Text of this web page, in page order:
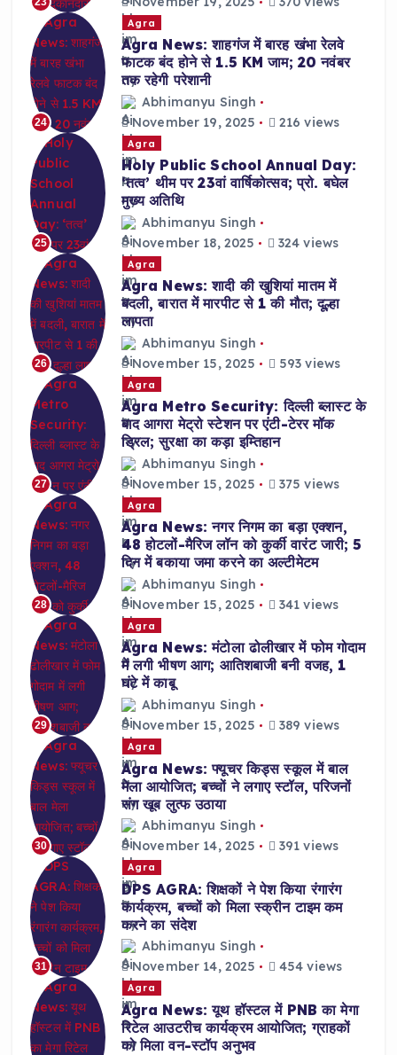
24
Agra
Agra News: शाहगंज में बारह खंभा रेलवे
फाटक बंद होने से 1.5 KM जाम; 20 नवंबर
तक रहेगी परेशानी
Abhimanyu Singh
November 19, 2025
216 views
25
Agra
Holy Public School Annual Day:
‘तत्व’ थीम पर 23वां वार्षिकोत्सव; प्रो. बघेल
मुख्य अतिथि
Abhimanyu Singh
November 18, 2025
324 views
26
Agra
Agra News: शादी की खुशियां मातम में
बदली, बारात में मारपीट से 1 की मौत; दूल्हा
लापता
Abhimanyu Singh
November 15, 2025
593 views
27
Agra
Agra Metro Security: दिल्ली ब्लास्ट के
बाद आगरा मेट्रो स्टेशन पर एंटी-टेरर मॉक
ड्रिल; सुरक्षा का कड़ा इम्तिहान
Abhimanyu Singh
November 15, 2025
375 views
28
Agra
Agra News: नगर निगम का बड़ा एक्शन,
48 होटलों-मैरिज लॉन को कुर्की वारंट जारी; 5
दिन में बकाया जमा करने का अल्टीमेटम
Abhimanyu Singh
November 15, 2025
341 views
29
Agra
Agra News: मंटोला ढोलीखार में फोम गोदाम
में लगी भीषण आग; आतिशबाजी बनी वजह, 1
घंटे में काबू
Abhimanyu Singh
November 15, 2025
389 views
30
Agra
Agra News: फ्यूचर किड्स स्कूल में बाल
मेला आयोजित; बच्चों ने लगाए स्टॉल, परिजनों
संग खूब लुत्फ उठाया
Abhimanyu Singh
November 14, 2025
391 views
31
Agra
DPS AGRA: शिक्षकों ने पेश किया रंगारंग
कार्यक्रम, बच्चों को मिला स्क्रीन टाइम कम
करने का संदेश
Abhimanyu Singh
November 14, 2025
454 views
Agra
Agra News: यूथ हॉस्टल में PNB का मेगा
रिटेल आउटरीच कार्यक्रम आयोजित; ग्राहकों
को मिला वन-स्टॉप अनुभव